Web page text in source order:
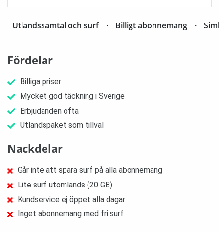
Utlandssamtal och surf Billigt abonnemang
Fördelar
Billiga priser
Mycket god täckning i Sverige
Erbjudanden ofta
Utlandspaket som tillval
Nackdelar
Går inte att spara surf på alla abonnemang
Lite surf utomlands (20 GB)
Kundservice ej öppet alla dagar
Inget abonnemang med fri surf